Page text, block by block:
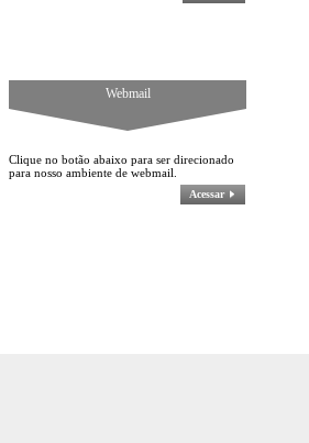
Webmail
Clique no botão abaixo para ser direcionado
para nosso ambiente de webmail.
Acessar